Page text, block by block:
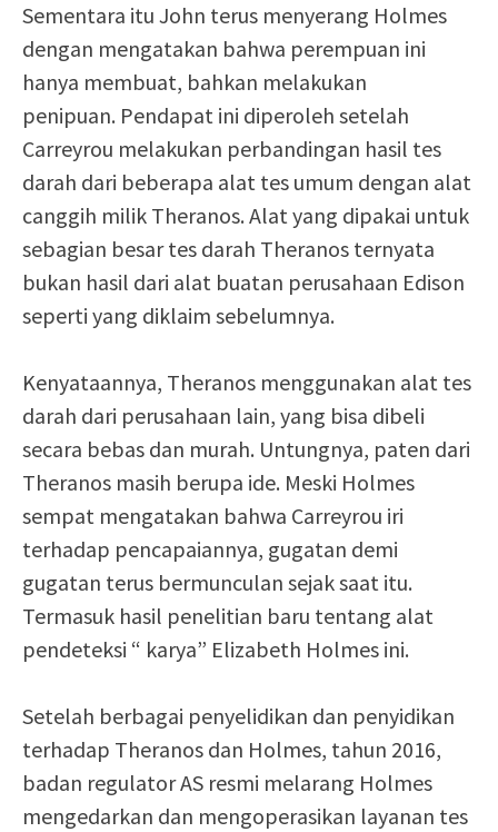
Sementara itu John terus menyerang Holmes
dengan mengatakan bahwa perempuan ini
hanya membuat, bahkan melakukan
penipuan. Pendapat ini diperoleh setelah
Carreyrou melakukan perbandingan hasil tes
darah dari beberapa alat tes umum dengan alat
canggih milik Theranos. Alat yang dipakai untuk
sebagian besar tes darah Theranos ternyata
bukan hasil dari alat buatan perusahaan Edison
seperti yang diklaim sebelumnya.
Kenyataannya, Theranos menggunakan alat tes
darah dari perusahaan lain, yang bisa dibeli
secara bebas dan murah. Untungnya, paten dari
Theranos masih berupa ide. Meski Holmes
sempat mengatakan bahwa Carreyrou iri
terhadap pencapaiannya, gugatan demi
gugatan terus bermunculan sejak saat itu.
Termasuk hasil penelitian baru tentang alat
pendeteksi “ karya” Elizabeth Holmes ini.
Setelah berbagai penyelidikan dan penyidikan
terhadap Theranos dan Holmes, tahun 2016,
badan regulator AS resmi melarang Holmes
mengedarkan dan mengoperasikan layanan tes